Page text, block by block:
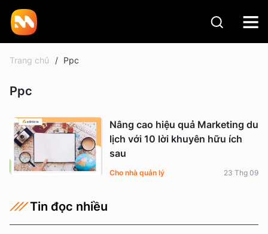
Trang chủ Ppc
Ppc
Nâng cao hiệu quả Marketing du
lịch với 10 lời khuyên hữu ích
sau
Cho nhà quản lý 23 Thg 09
Tin đọc nhiều